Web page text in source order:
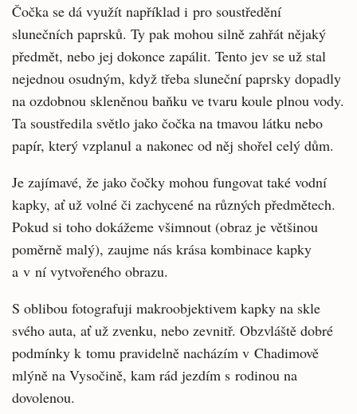
Čočka se dá využít například i pro soustředění
slunečních paprsků. Ty pak mohou silně zahřát nějaký
předmět, nebo jej dokonce zapálit. Tento jev se už stal
nejednou osudným, když třeba sluneční paprsky dopadly
na ozdobnou skleněnou baňku ve tvaru koule plnou vody.
Ta soustředila světlo jako čočka na tmavou látku nebo
papír, který vzplanul a nakonec od něj shořel celý dům.
Je zajímavé, že jako čočky mohou fungovat také vodní
kapky, ať už volné či zachycené na různých předmětech.
Pokud si toho dokážeme všimnout (obraz je většinou
poměrně malý), zaujme nás krása kombinace kapky
a v ní vytvořeného obrazu.
S oblibou fotografuji makroobjektivem kapky na skle
svého auta, ať už zvenku, nebo zevnitř. Obzvláště dobré
podmínky k tomu pravidelně nacházím v Chadimově
mlýně na Vysočině, kam rád jezdím s rodinou na
dovolenou.